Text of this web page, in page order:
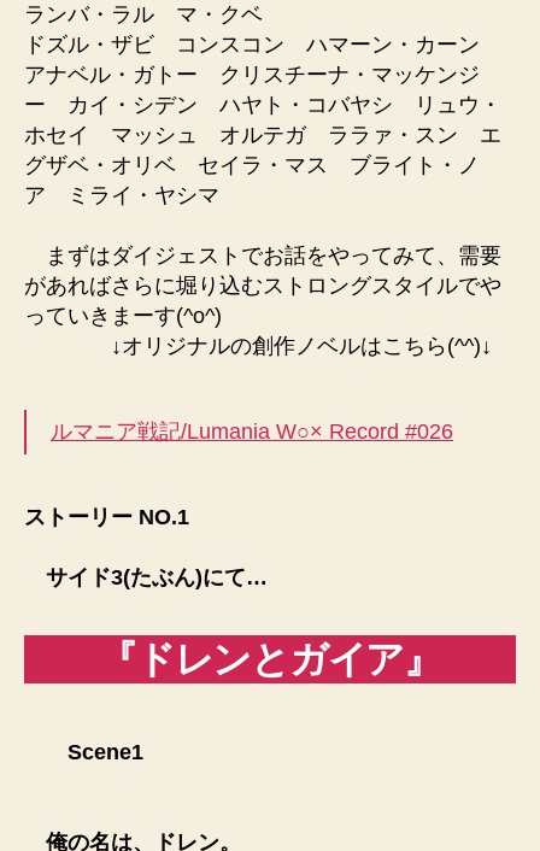
ランバ・ラル マ・クベ
ドズル・ザビ コンスコン ハマーン・カーン
アナベル・ガトー クリスチーナ・マッケンジ
ー カイ・シデン ハヤト・コバヤシ リュウ・
ホセイ マッシュ オルテガ ララァ・スン エ
グザベ・オリベ セイラ・マス ブライト・ノ
ア ミライ・ヤシマ
まずはダイジェストでお話をやってみて、需要
があればさらに堀り込むストロングスタイルでや
っていきまーす(^o^)
↓オリジナルの創作ノベルはこちら(^^)↓
ルマニア戦記/Lumania W○× Record #026
ストーリー NO.1
サイド3(たぶん)にて…
『ドレンとガイア』
Scene1
俺の名は、ドレン。